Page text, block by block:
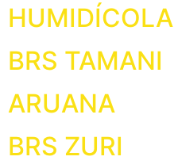
Quem Somos
Sementes
Blog
Contato
HUMIDÍCOLA
BRS TAMANI
ARUANA
BRS ZURI